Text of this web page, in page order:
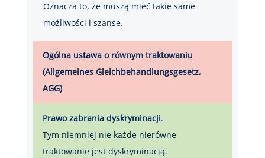
Oznacza to, że muszą mieć takie same
możliwości i szanse.
Ogólna ustawa o równym traktowaniu
(Allgemeines Gleichbehandlungsgesetz,
AGG)
Prawo zabrania dyskryminacji.
Tym niemniej nie każde nierówne
traktowanie jest dyskryminacją.